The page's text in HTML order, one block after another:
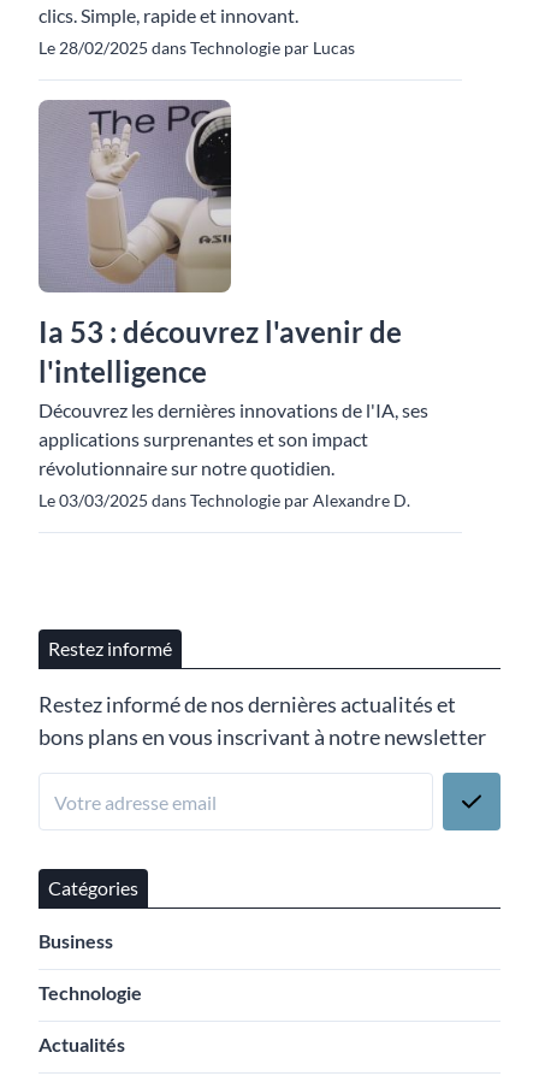
clics. Simple, rapide et innovant.
Le 28/02/2025 dans Technologie par Lucas
Ia 53 : découvrez l'avenir de
l'intelligence
Découvrez les dernières innovations de l'IA, ses
applications surprenantes et son impact
révolutionnaire sur notre quotidien.
Le 03/03/2025 dans Technologie par Alexandre D.
Restez informé
Restez informé de nos dernières actualités et
bons plans en vous inscrivant à notre newsletter
Catégories
Business
Technologie
Actualités